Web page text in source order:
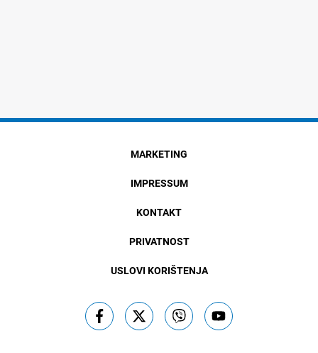
MARKETING
IMPRESSUM
KONTAKT
PRIVATNOST
USLOVI KORIŠTENJA